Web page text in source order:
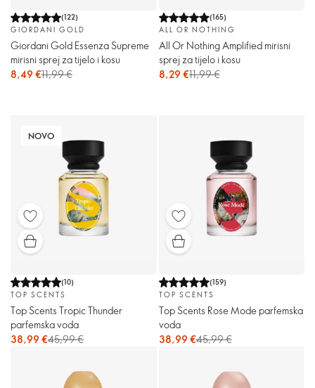
(122)
GIORDANI GOLD
Giordani Gold Essenza Supreme
mirisni sprej za tijelo i kosu
8,49 €11,99 €
(165)
ALL OR NOTHING
All Or Nothing Amplified mirisni
sprej za tijelo i kosu
8,29 €11,99 €
NOVO
(10)
TOP SCENTS
Top Scents Tropic Thunder
parfemska voda
38,99 €45,99 €
(159)
TOP SCENTS
Top Scents Rose Mode parfemska
voda
38,99 €45,99 €